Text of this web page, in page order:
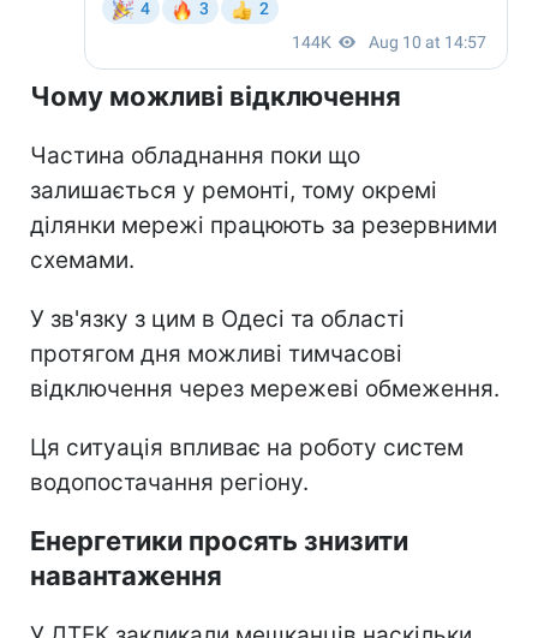
Чому можливі відключення
Частина обладнання поки що
залишається у ремонті, тому окремі
ділянки мережі працюють за резервними
схемами.
У зв'язку з цим в Одесі та області
протягом дня можливі тимчасові
відключення через мережеві обмеження.
Ця ситуація впливає на роботу систем
водопостачання регіону.
Енергетики просять знизити
навантаження